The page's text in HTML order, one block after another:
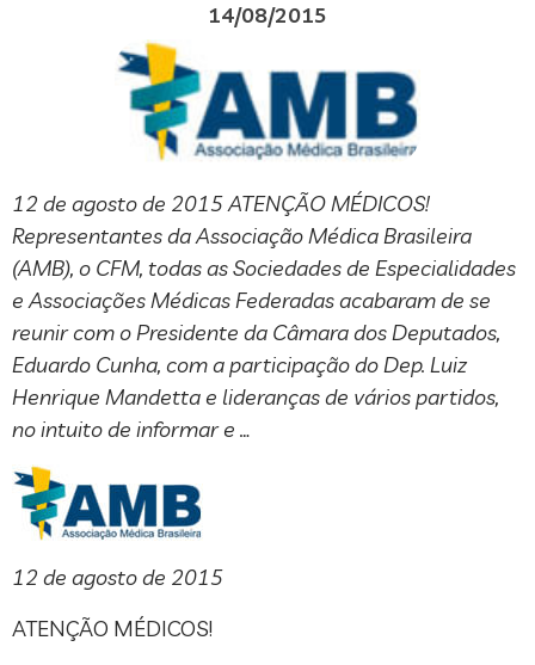
14/08/2015
12 de agosto de 2015 ATENÇÃO MÉDICOS!
Representantes da Associação Médica Brasileira
(AMB), o CFM, todas as Sociedades de Especialidades
e Associações Médicas Federadas acabaram de se
reunir com o Presidente da Câmara dos Deputados,
Eduardo Cunha, com a participação do Dep. Luiz
Henrique Mandetta e lideranças de vários partidos,
no intuito de informar e …
12 de agosto de 2015
ATENÇÃO MÉDICOS!